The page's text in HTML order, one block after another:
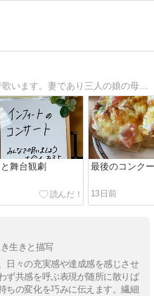
いろんな歌をいろんなところで歌います。妻であり三人の娘の母であり、2017年秋から大阪芸大通信生…常に音楽と関わっていられますように！
舞台観劇 最後のコンク
13日前
生きと描写
日々の充実感や達成感を感じさせ
ず共感を呼ぶ表現が随所に散りば
ちの変化を巧みに伝えます。繊細